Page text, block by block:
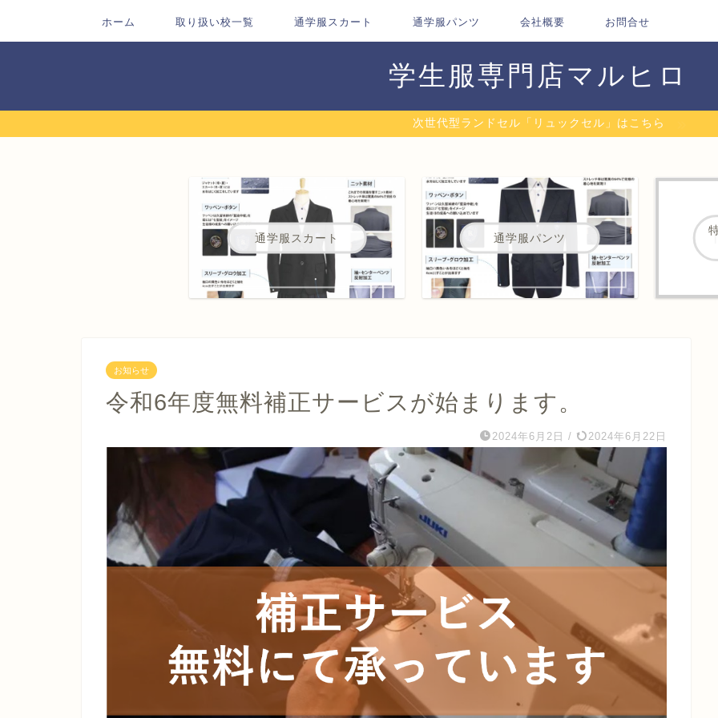
ホーム 取り扱い校一覧 通学服スカート 通学服パンツ 会社概要 お問合せ
学生服専門店マルヒロ
次世代型ランドセル「リュックセル」はこちら
通学服スカート 通学服パンツ
お知らせ
令和6年度無料補正サービスが始まります。
2024年6月2日 / 2024年6月22日